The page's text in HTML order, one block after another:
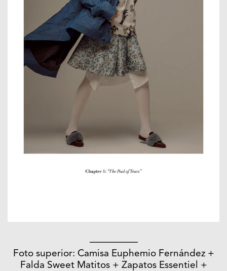
—————
Foto superior: Camisa Euphemio Fernández +
Falda Sweet Matitos + Zapatos Essentiel +